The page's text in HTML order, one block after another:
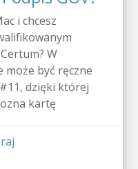
i chcesz
W
może być ręczne
dzięki której
kartę